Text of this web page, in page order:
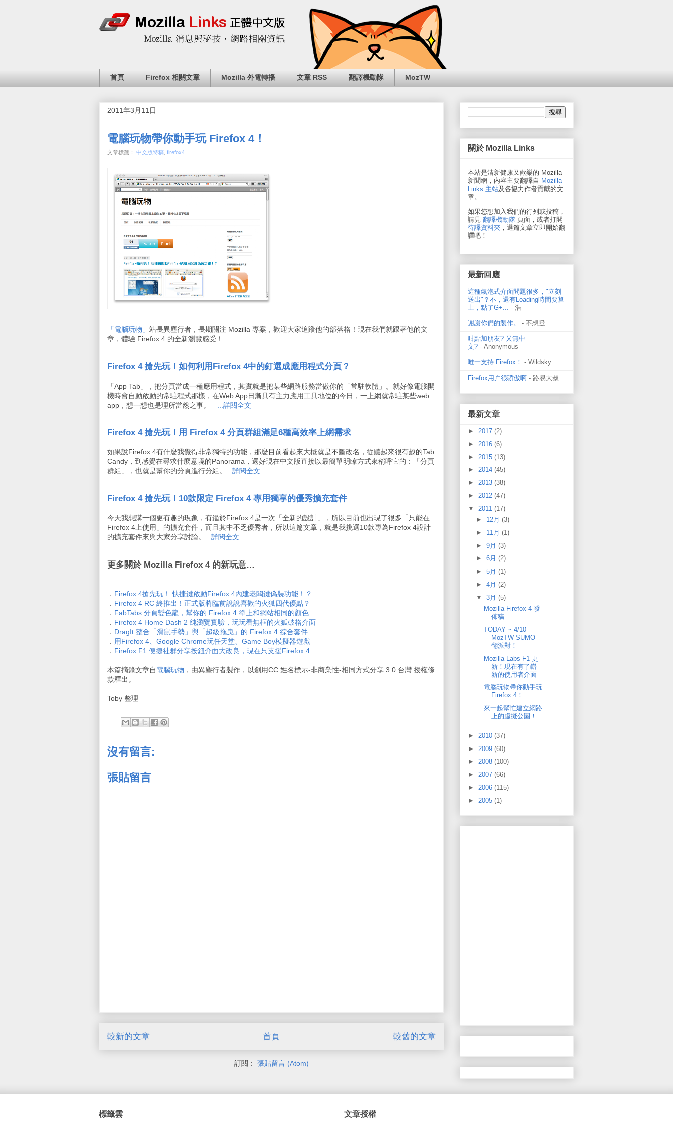
首頁 Firefox 相關文章 Mozilla 外電轉播 文章 RSS 翻譯機動隊 MozTW
2011年3月11日
電腦玩物帶你動手玩 Firefox 4！
文章標籤： 中文版特稿 firefox4
「電腦玩物」 站長異塵行者，長期關注 Mozilla 專案，歡迎大家追蹤他的部落格！現在我們就跟著他的文
章，體驗 Firefox 4 的全新瀏覽感受！
Firefox 4 搶先玩！如何利用Firefox 4中的釘選成應用程式分頁？
「App Tab」，把分頁當成一種應用程式，其實就是把某些網路服務當做你的「常駐軟體」。就好像電腦開
機時會自動啟動的常駐程式那樣，在Web App日漸具有主力應用工具地位的今日，一上網就常駐某些web
app，想一想也是理所當然之事。
...詳閱全文
Firefox 4 搶先玩！用 Firefox 4 分頁群組滿足6種高效率上網需求
如果說Firefox 4有什麼我覺得非常獨特的功能，那麼目前看起來大概就是不斷改名，從聽起來很有趣的Tab
Candy，到感覺在尋求什麼意境的Panorama，還好現在中文版直接以最簡單明瞭方式來稱呼它的：「分頁
群組」，也就是幫你的分頁進行分組。 ...詳閱全文
Firefox 4 搶先玩！10款限定 Firefox 4 專用獨享的優秀擴充套件
今天我想講一個更有趣的現象，有鑑於Firefox 4是一次「全新的設計」，所以目前也出現了很多「只能在
Firefox 4上使用」的擴充套件，而且其中不乏優秀者，所以這篇文章，就是我挑選10款專為Firefox 4設計
的擴充套件來與大家分享討論。
...詳閱全文
更多關於 Mozilla Firefox 4 的新玩意…
． Firefox 4搶先玩！ 快捷鍵啟動Firefox 4內建老闆鍵偽裝功能！？
． Firefox 4 RC 終推出！正式版將臨前說說喜歡的火狐四代優點？
． FabTabs 分頁變色龍，幫你的 Firefox 4 塗上和網站相同的顏色
． Firefox 4 Home Dash 2 純瀏覽實驗，玩玩看無框的火狐破格介面
． DragIt 整合「滑鼠手勢」與「超級拖曳」的 Firefox 4 綜合套件
． 用Firefox 4、Google Chrome玩任天堂、Game Boy模擬器遊戲
． Firefox F1 便捷社群分享按鈕介面大改良，現在只支援Firefox 4
本篇摘錄文章自電腦玩物 ，由異塵行者製作，以創用CC 姓名標示-非商業性-相同方式分享 3.0 台灣 授權條
款釋出。
Toby 整理
沒有留言:
張貼留言
較新的文章 較舊的文章
首頁
訂閱： 張貼留言 (Atom)
關於 Mozilla Links
本站是清新健康又歡樂的 Mozilla
新聞網，內容主要翻譯自 Mozilla
Links 主站及各協力作者貢獻的文
章。
如果您想加入我們的行列或投稿，
請見 翻譯機動隊 頁面，或者打開
待譯資料夾 ，選篇文章立即開始翻
譯吧！
最新回應
這種氣泡式介面問題很多，"立刻
送出"？不，還有Loading時間要算
上，點了G+... - 浩
謝謝你們的製作。 - 不想登
咁點加朋友? 又無中
文? - Anonymous
唯一支持 Firefox！ - Wildsky
Firefox用户很骄傲啊 - 路易大叔
最新文章
► 2017 (2)
► 2016 (6)
► 2015 (13)
► 2014 (45)
► 2013 (38)
► 2012 (47)
▼ 2011 (17)
► 12月 (3)
► 11月 (1)
► 9月 (3)
► 6月 (2)
► 5月 (1)
► 4月 (2)
▼ 3月 (5)
Mozilla Firefox 4 發
佈稿
TODAY ~ 4/10
MozTW SUMO
翻派對！
Mozilla Labs F1 更
新！現在有了嶄
新的使用者介面
電腦玩物帶你動手玩
Firefox 4！
來一起幫忙建立網路
上的虛擬公園！
► 2010 (37)
► 2009 (60)
► 2008 (100)
► 2007 (66)
► 2006 (115)
► 2005 (1)
標籤雲 文章授權